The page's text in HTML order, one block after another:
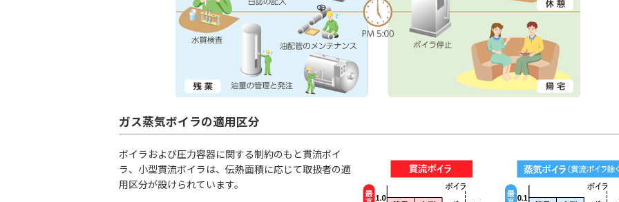
ガス蒸気ボイラの適用区分
ボイラおよび圧力容器に関する制約のもと貫流ボイ
ラ、小型貫流ボイラは、伝熱面積に応じて取扱者の適
用区分が設けられています。